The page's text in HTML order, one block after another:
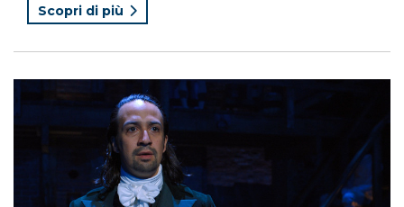
Scopri di più